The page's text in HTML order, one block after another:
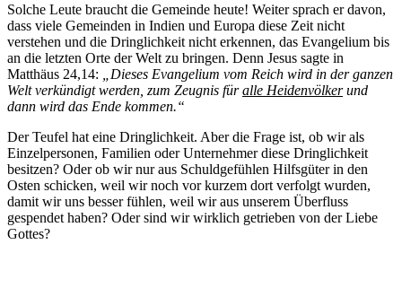
Solche Leute braucht die Gemeinde heute! Weiter sprach er davon,
dass viele Gemeinden in Indien und Europa diese Zeit nicht
verstehen und die Dringlichkeit nicht erkennen, das Evangelium bis
an die letzten Orte der Welt zu bringen. Denn Jesus sagte in
Matthäus 24,14:
„Dieses Evangelium vom Reich wird in der ganzen
Welt verkündigt werden, zum Zeugnis füralle Heidenvölkerund
dann wird das Ende kommen.“
Der Teufel hat eine Dringlichkeit. Aber die Frage ist, ob wir als
Einzelpersonen, Familien oder Unternehmer diese Dringlichkeit
besitzen? Oder ob wir nur aus Schuldgefühlen Hilfsgüter in den
Osten schicken, weil wir noch vor kurzem dort verfolgt wurden,
damit wir uns besser fühlen, weil wir aus unserem Überfluss
gespendet haben? Oder sind wir wirklich getrieben von der Liebe
Gottes?